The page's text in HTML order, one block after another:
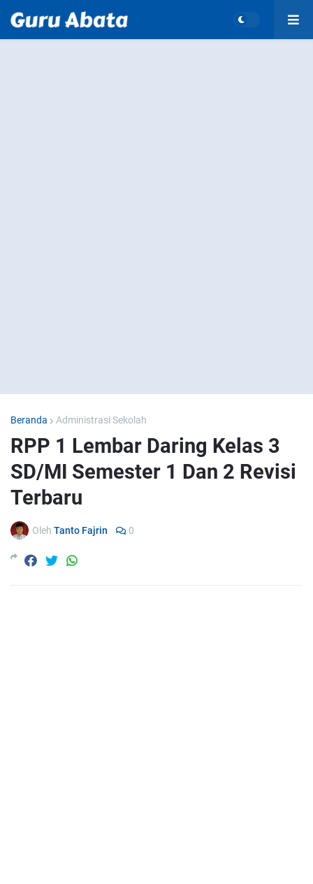
Beranda Administrasi Sekolah
RPP 1 Lembar Daring Kelas 3
SD/MI Semester 1 Dan 2 Revisi
Terbaru
Oleh Tanto Fajrin 0